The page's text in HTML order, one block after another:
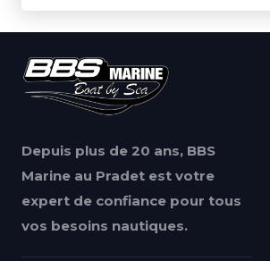
Depuis plus de 20 ans, BBS
Marine au Pradet est votre
expert de confiance pour tous
vos besoins nautiques.